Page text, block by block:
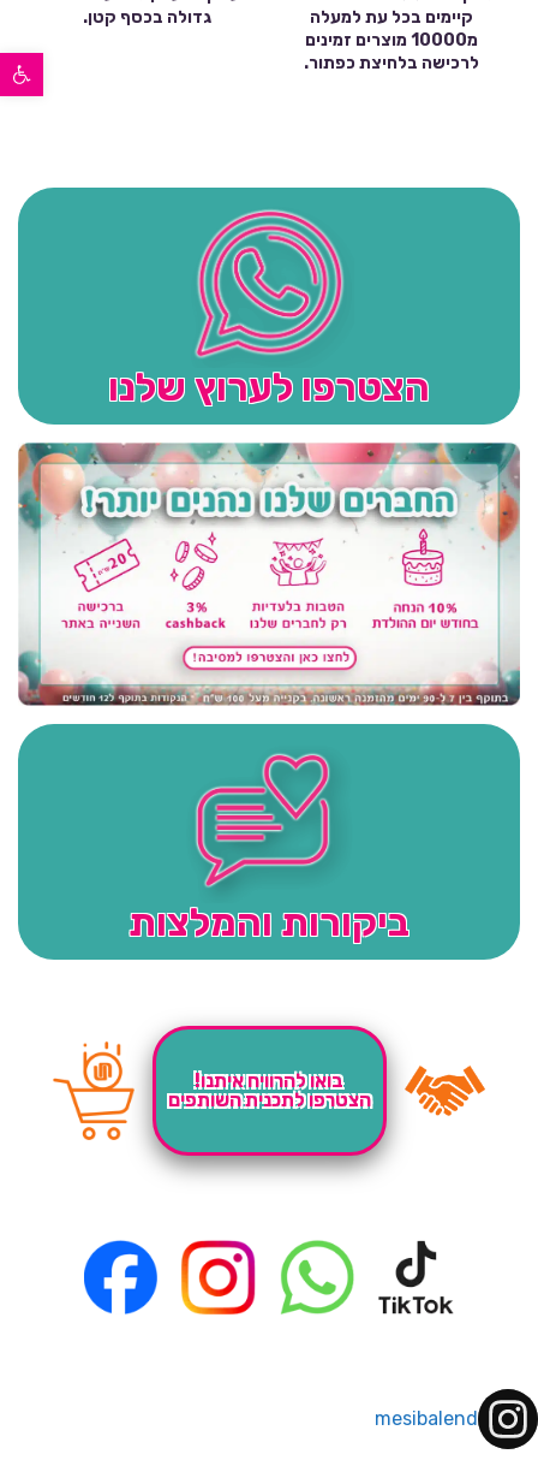
פתח סרגל נגישות
קיימים בכל עת למעלה
מ10000 מוצרים זמינים
לרכישה בלחיצת כפתור.
גדולה בכסף קטן.
הצטרפו לערוץ שלנו
ביקורות והמלצות
בואו להרוויח איתנו!
הצטרפו לתכנית השותפים
mesibalend